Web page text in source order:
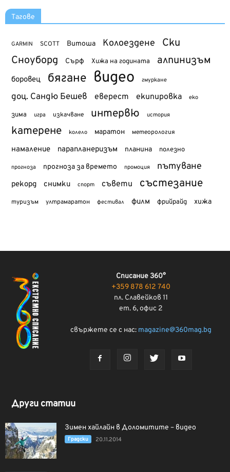
Тагове
GARMIN SCOTT Витоша Колоездене Ски
Сноуборд Сърф Хижа на годината алпинизъм
боровец бягане видео гмуркане
доц. Сандю Бешев еверест екипировка еко
зима игра изкачване интервю история
катерене колело маратон метеорология
намаление парапланеризъм планина полезно
прогноза прогноза за времето промоция пътуване
рекорд снимки спорт съвети състезание
туризъм ултрамаратон фестивал филм фрийрайд хижа
Списание 360°
+359 878 612 740
пл. Славейков 11
ет. 6, офис 2
свържете се с нас: magazine@360mag.bg
Други статии
Зимен хайлайн в Доломитите – видео
Градски 20.11.2014